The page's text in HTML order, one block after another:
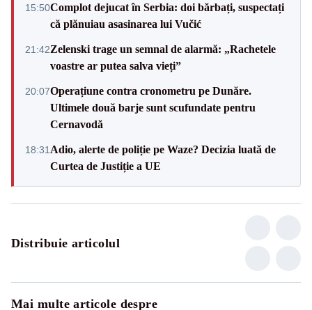
15:50Complot dejucat în Serbia: doi bărbați, suspectați
că plănuiau asasinarea lui Vučić
21:42Zelenski trage un semnal de alarmă: „Rachetele
voastre ar putea salva vieți”
20:07Operațiune contra cronometru pe Dunăre.
Ultimele două barje sunt scufundate pentru
Cernavodă
18:31 Adio, alerte de poliție pe Waze? Decizia luată de
Curtea de Justiție a UE
Distribuie articolul
Mai multe articole despre